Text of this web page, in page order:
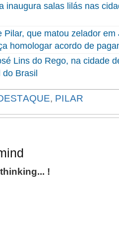
inaugura salas lilás nas
Pilar, que matou zelador em
homologar acordo de
Lins do Rego, na cidade
do Brasil
, PILAR
!